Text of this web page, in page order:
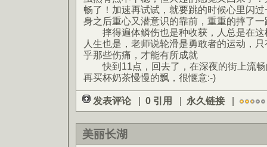
畅了！加速再试试，就要跳的时候心里闪
身之后重心又潜意识的靠前，重重的摔了
摔得遍体鳞伤也是种收获，人总是在这
人生也是，老师说轮滑是勇敢者的运动，
乎那些伤痛，才能有所成就
快到11点，回去了，在深夜的街上流畅
再买杯奶茶慢慢的飘，很惬意:-)
发表评论 | 0 引用 | 永久链接 |
美丽长湖